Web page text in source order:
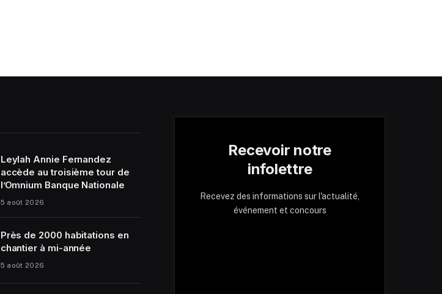
Leylah Annie Fernandez
accède au troisième tour de
l’Omnium Banque Nationale
5 août 2026
Près de 2000 habitations en
chantier à mi-année
5 août 2026
Recevoir notre
infolettre
Recevez des informations sur l'actualité,
événement et concours